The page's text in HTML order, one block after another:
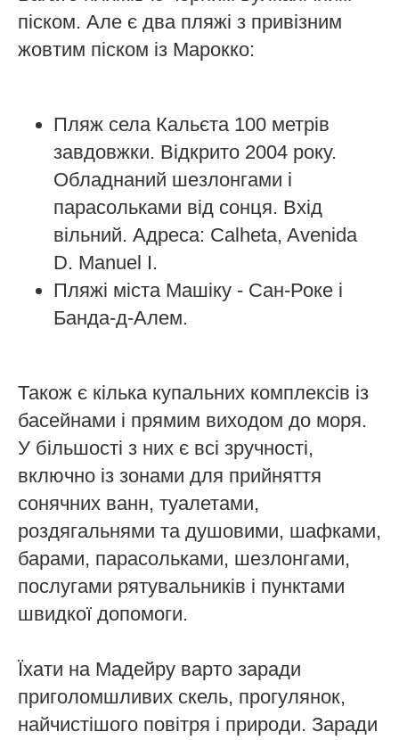
піском. Але є два пляжі з привізним
жовтим піском із Марокко:
Пляж села Кальєта 100 метрів
завдовжки. Відкрито 2004 року.
Обладнаний шезлонгами і
парасольками від сонця. Вхід
вільний. Адреса: Calheta, Avenida
D. Manuel I.
Пляжі міста Машіку - Сан-Роке і
Банда-д-Алем.
Також є кілька купальних комплексів із
басейнами і прямим виходом до моря.
У більшості з них є всі зручності,
включно із зонами для прийняття
сонячних ванн, туалетами,
роздягальнями та душовими, шафками,
барами, парасольками, шезлонгами,
послугами рятувальників і пунктами
швидкої допомоги.
Їхати на Мадейру варто заради
приголомшливих скель, прогулянок,
найчистішого повітря і природи. Заради